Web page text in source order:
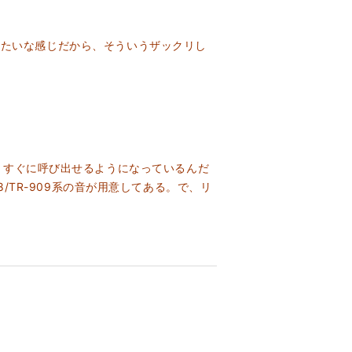
いな感じだから、そういうザックリし
ぐに呼び出せるようになっているんだ
909系の音が用意してある。で、リ